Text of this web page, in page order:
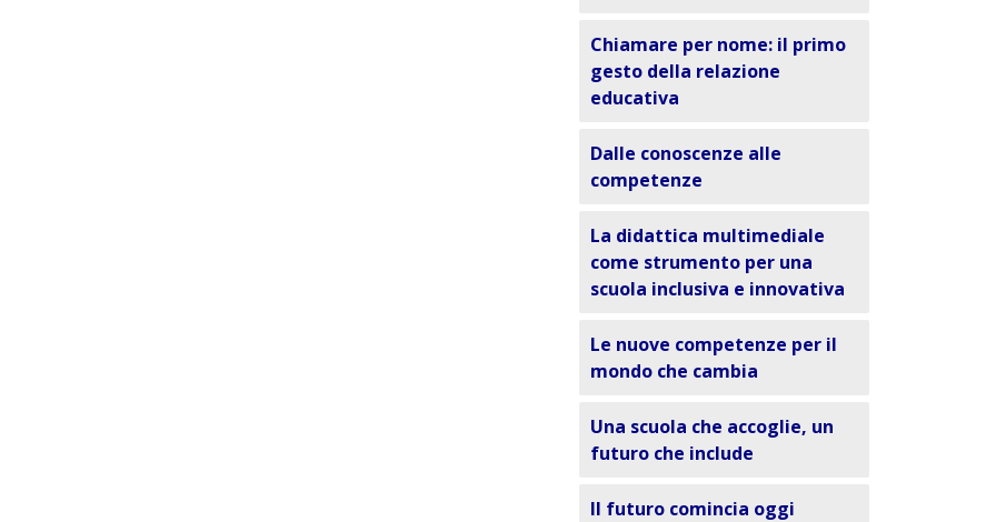
Chiamare per nome: il primo
gesto della relazione
educativa
Dalle conoscenze alle
competenze
La didattica multimediale
come strumento per una
scuola inclusiva e innovativa
Le nuove competenze per il
mondo che cambia
Una scuola che accoglie, un
futuro che include
Il futuro comincia oggi